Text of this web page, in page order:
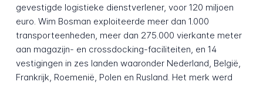
gevestigde logistieke dienstverlener, voor 120 miljoen
euro. Wim Bosman exploiteerde meer dan 1.000
transporteenheden, meer dan 275.000 vierkante meter
aan magazijn- en crossdocking-faciliteiten, en 14
vestigingen in zes landen waaronder Nederland, België,
Frankrijk, Roemenië, Polen en Rusland. Het merk werd